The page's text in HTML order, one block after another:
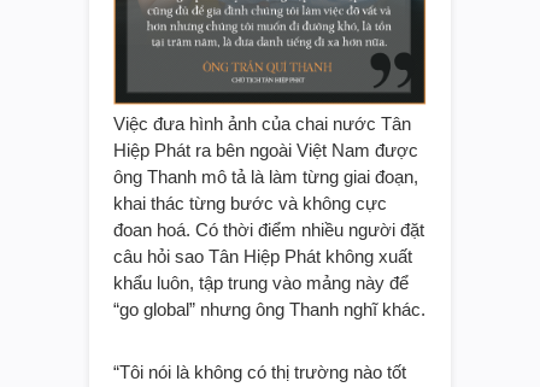
Việc đưa hình ảnh của chai nước Tân
Hiệp Phát ra bên ngoài Việt Nam được
ông Thanh mô tả là làm từng giai đoạn,
khai thác từng bước và không cực
đoan hoá. Có thời điểm nhiều người đặt
câu hỏi sao Tân Hiệp Phát không xuất
khẩu luôn, tập trung vào mảng này để
“go global” nhưng ông Thanh nghĩ khác.
“Tôi nói là không có thị trường nào tốt